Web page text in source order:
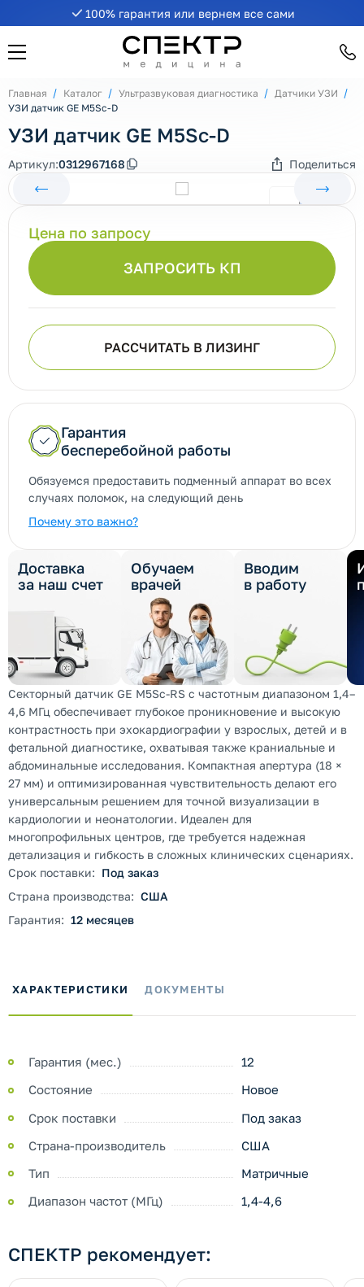
100% гарантия или вернем все сами
Главная Каталог Ультразвуковая диагностика
Датчики УЗИ
УЗИ датчик GE M5Sc-D
УЗИ датчик GE M5Sc-D
Артикул:0312967168 Поделиться
ЗАПРОСИТЬ КП
Цена по запросу
РАССЧИТАТЬ В ЛИЗИНГ
Гарантия
бесперебойной работы
Обязуемся предоставить подменный аппарат во всех
случаях поломок, на следующий день
Почему это важно?
Доставка
за наш счет
Обучаем
врачей
Вводим
в работу
Секторный датчик GE M5Sc-RS с частотным диапазоном 1,4–
4,6 МГц обеспечивает глубокое проникновение и высокую
контрастность при эхокардиографии у взрослых, детей и в
фетальной диагностике, охватывая также краниальные и
абдоминальные исследования. Компактная апертура (18 ×
27 мм) и оптимизированная чувствительность делают его
универсальным решением для точной визуализации в
кардиологии и неонатологии. Идеален для
многопрофильных центров, где требуется надежная
детализация и гибкость в сложных клинических сценариях.
Срок поставки: Под заказ
Страна производства: США
Гарантия: 12 месяцев
ХАРАКТЕРИСТИКИ ДОКУМЕНТЫ
Гарантия (мес.)
12
Состояние
Новое
Срок поставки
Под заказ
Страна-производитель
США
Тип
Матричные
Диапазон частот (МГц)
1,4-4,6
СПЕКТР рекомендует: